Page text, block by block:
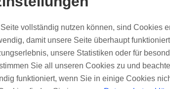
und
wieder hin?
deinen
Du
vollständig nutzen können, sind Cookies
damit unsere Seite überhaupt
unsere Statistiken oder für
Sie all unseren Cookies zu und
funktioniert, wenn Sie in einige Cookies